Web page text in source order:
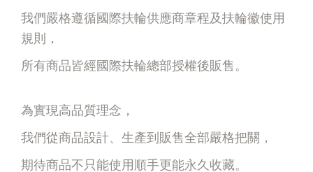
我們嚴格遵循國際扶輪供應商章程及扶輪徽使用
規則，
所有商品皆經國際扶輪總部授權後販售。
為實現高品質理念，
我們從商品設計、生產到販售全部嚴格把關，
期待商品不只能使用順手更能永久收藏。